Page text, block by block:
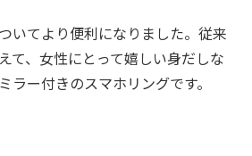
いてより便利になりました。従来
て、女性にとって嬉しい身だしな
ラー付きのスマホリングです。